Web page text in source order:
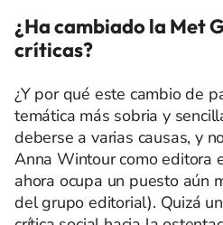
¿Ha cambiado la Met
críticas?
¿Y por qué este cambio de
temática más sobria y
deberse a varias causas, y
Anna Wintour como editora
ahora ocupa un puesto aún
del grupo editorial). Quizá